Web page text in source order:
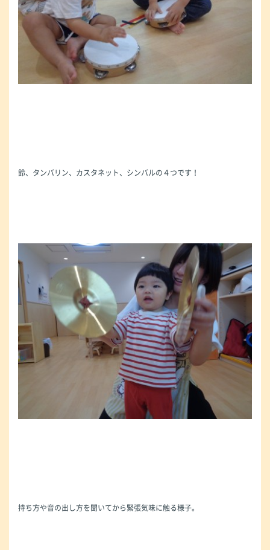
鈴、タンバリン、カスタネット、シンバルの４つです！
持ち方や音の出し方を聞いてから緊張気味に触る様子。